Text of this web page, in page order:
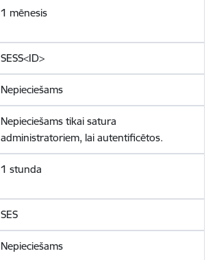
1 mēnesis
SESS<ID>
Nepieciešams
Nepieciešams tikai satura
administratoriem, lai autentificētos.
1 stunda
SES
Nepieciešams